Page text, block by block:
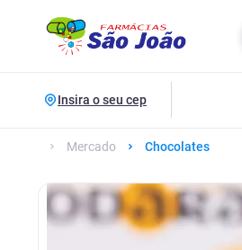
Insira o seu cep
Mercado Chocolates